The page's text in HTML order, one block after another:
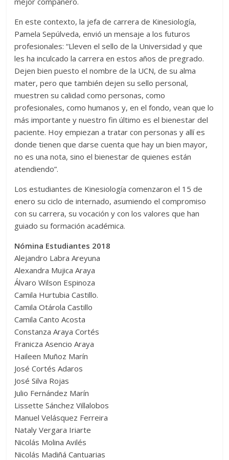
En este contexto, la jefa de carrera de Kinesiología,
Pamela Sepúlveda, envió un mensaje a los futuros
profesionales: “Lleven el sello de la Universidad y que
les ha inculcado la carrera en estos años de pregrado.
Dejen bien puesto el nombre de la UCN, de su alma
mater, pero que también dejen su sello personal,
muestren su calidad como personas, como
profesionales, como humanos y, en el fondo, vean que lo
más importante y nuestro fin último es el bienestar del
paciente. Hoy empiezan a tratar con personas y allí es
donde tienen que darse cuenta que hay un bien mayor,
no es una nota, sino el bienestar de quienes están
atendiendo”.
Los estudiantes de Kinesiología comenzaron el 15 de
enero su ciclo de internado, asumiendo el compromiso
con su carrera, su vocación y con los valores que han
guiado su formación académica.
Nómina Estudiantes 2018
Alejandro Labra Areyuna
Alexandra Mujica Araya
Álvaro Wilson Espinoza
Camila Hurtubia Castillo.
Camila Otárola Castillo
Camila Canto Acosta
Constanza Araya Cortés
Franicza Asencio Araya
Haileen Muñoz Marín
José Cortés Adaros
José Silva Rojas
Julio Fernández Marín
Lissette Sánchez Villalobos
Manuel Velásquez Ferreira
Nataly Vergara Iriarte
Nicolás Molina Avilés
Nicolás Madiñá Cantuarias